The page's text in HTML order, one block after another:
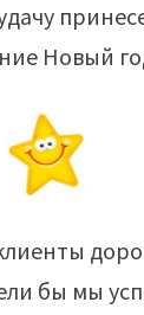
Новый
бы мы